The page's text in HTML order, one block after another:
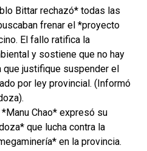
Bittar rechazó* todas las
frenar el *proyecto
El fallo ratifica la
y sostiene que no hay
que justifique suspender el
por ley provincial. (Informó
Chao* expresó su
que lucha contra la
en la provincia.